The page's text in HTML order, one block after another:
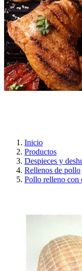
Inicio
Productos
Despieces y
Rellenos de pollo
Pollo relleno con